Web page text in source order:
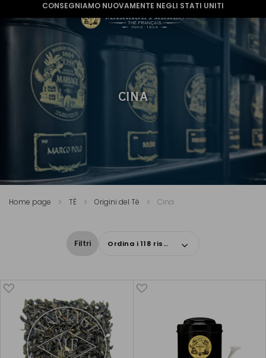
CONSEGNIAMO NUOVAMENTE NEGLI STATI UNITI
CINA
Home page TÈ Origini del Tè Cina
Filtri Ordina i 118 risultati